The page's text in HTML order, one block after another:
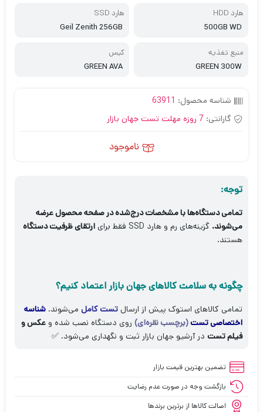
هارد HDD
500GB WD
هارد SSD
Geil Zenith 256GB
منبع تغذیه
GREEN 300W
کیس
GREEN AVA
شناسه محصول: 63911
گارانتی: 7 روزه مهلت تست جهان بازار
ناموجود
توجه:
تمامی دستگاه‌ها با مشخصات درج‌شده در صفحه محصول عرضه
می‌شوند. گزینه‌های رم و هارد SSD فقط برای
ارتقای ظرفیت دستگاه
هستند.
چگونه به سلامت کالاهای جهان بازار اعتماد کنیم؟
تمامی کالاهای استوک پیش از ارسال تست کامل می‌شوند. شناسه
اختصاصی تست(برچسب نقره‌ای) روی دستگاه نصب شده و عکس و
فیلم تست در آرشیو جهان بازار ثبت و نگهداری می‌شود. ✅
تضمین بهترین قیمت بازار
بازگشت وجه در صورت عدم رضایت
اصالت کالاها از برترین برندها